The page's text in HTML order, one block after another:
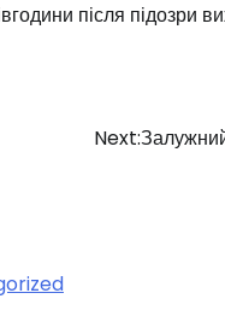
після підозри
Next: